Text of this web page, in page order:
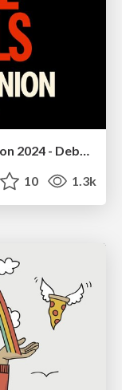
Chrome DevTools: State of the Union 2024 - Debugging React & Beyond
10 1.3k